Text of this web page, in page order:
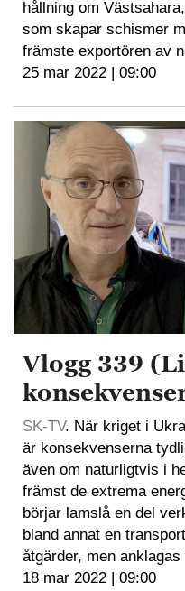
hållning om
som skapar schismer
främste exportören av
25 mar 2022 | 09:00
Vlogg 339
SK-TV. När kriget i
är konsekvenserna
även om naturligtvis i
främst de extrema
börjar lamslå en del
bland annat en
åtgärder, men
18 mar 2022 | 09:00